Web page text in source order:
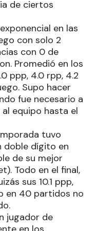
de ciertos
en las
con solo 2
con 0 de
Promedió en los
ppp, 4.0 rpp, 4.2
Supo hacer
fue necesario a
equipo hasta el
tuvo
doble dígito en
de su mejor
Todo en el final,
sus 10.1 ppp,
en 40 partidos no
jugador de